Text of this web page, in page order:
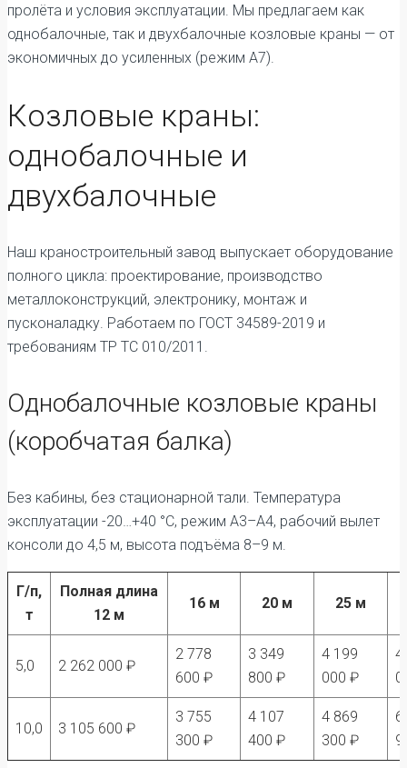
пролёта и условия эксплуатации. Мы предлагаем как
однобалочные, так и двухбалочные козловые краны — от
экономичных до усиленных (режим А7).
Козловые краны:
однобалочные и
двухбалочные
Наш краностроительный завод выпускает оборудование
полного цикла: проектирование, производство
металлоконструкций, электронику, монтаж и
пусконаладку. Работаем по ГОСТ 34589-2019 и
требованиям ТР ТС 010/2011.
Однобалочные козловые краны
(коробчатая балка)
Без кабины, без стационарной тали. Температура
эксплуатации -20…+40 °C, режим А3–А4, рабочий вылет
консоли до 4,5 м, высота подъёма 8–9 м.
Г/п,
т
Полная длина
12 м
16 м 20 м 25 м
5,0 2 262 000 ₽
2 778
600 ₽
3 349
800 ₽
4 199
000 ₽
4
10,0 3 105 600 ₽
3 755
300 ₽
4 107
400 ₽
4 869
300 ₽
6